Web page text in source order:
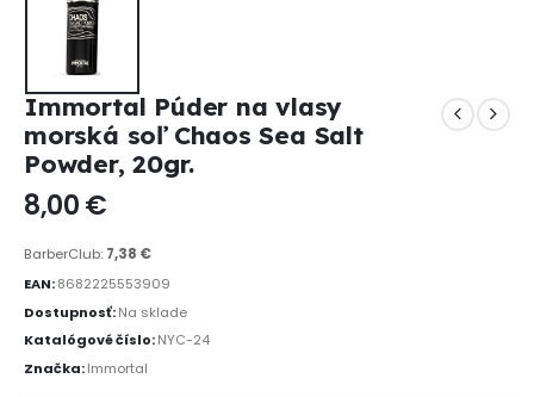
Immortal Púder na vlasy
morská soľ Chaos Sea Salt
Powder, 20gr.
8,00€
BarberClub: 7,38 €
EAN:8682225553909
Dostupnosť:Na sklade
Katalógové číslo:NYC-24
Značka:Immortal